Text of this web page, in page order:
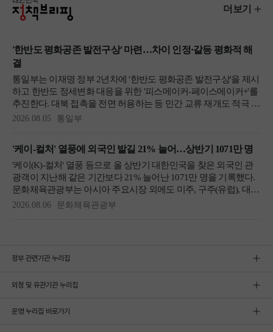
정부 관련기관 누리집
외청 및 유관기관 누리집
운영 누리집 바로가기